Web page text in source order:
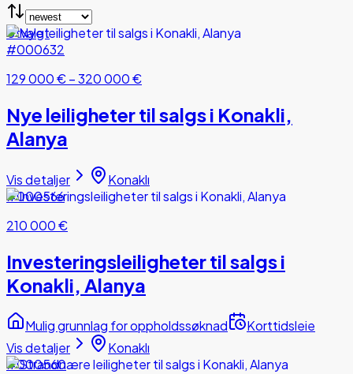
Utvalgt
#000632
129 000 €–320 000 €
Nye leiligheter til salgs i Konakli,
Alanya
Vis detaljer
Konaklı
#000566
210 000 €
Investeringsleiligheter til salgs i
Konakli, Alanya
Mulig grunnlag for oppholdssøknad
Korttidsleie
Vis detaljer
Konaklı
#000560